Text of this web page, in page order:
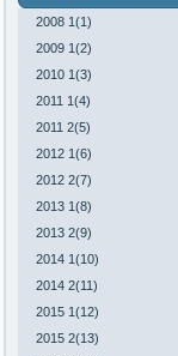
2008 1(1)
2009 1(2)
2010 1(3)
2011 1(4)
2011 2(5)
2012 1(6)
2012 2(7)
2013 1(8)
2013 2(9)
2014 1(10)
2014 2(11)
2015 1(12)
2015 2(13)